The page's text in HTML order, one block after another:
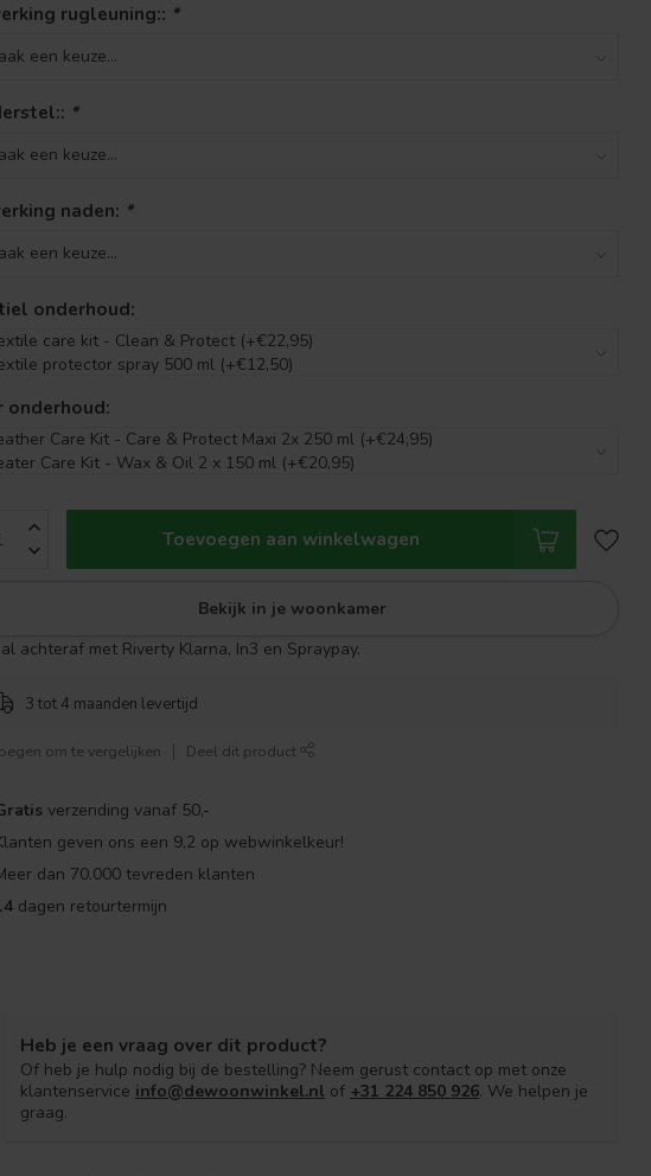
rugleuning:: *
*
naden: *
onderhoud:
onderhoud:
Toevoegen aan winkelwagen
Bekijk in je woonkamer
achteraf met Riverty Klarna, In3 en Spraypay.
3 tot 4 maanden levertijd
om te vergelijken Deel dit product
verzending vanaf 50,-
geven ons een 9,2 op webwinkelkeur!
dan 70.000 tevreden klanten
dagen retourtermijn
Heb je een vraag over dit product?
Of heb je hulp nodig bij de bestelling? Neem gerust contact op met onze
klantenservice info@dewoonwinkel.nl of +31 224 850 926. We helpen je
graag.